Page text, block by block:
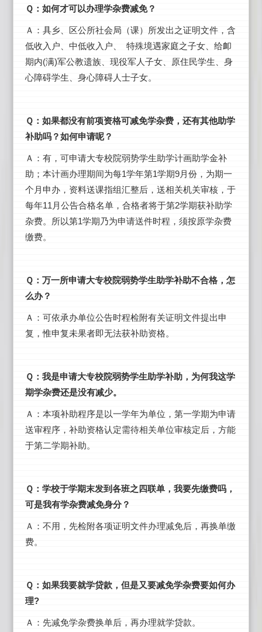
Ｑ：如何才可以办理学杂费减免？
Ａ：具乡、区公所社会局（课）所发出之证明文件，含
低收入户、中低收入户、 特殊境遇家庭之子女、给卹
期内(满)军公教遗族、现役军人子女、原住民学生、身
心障碍学生、身心障碍人士子女。
Ｑ：如果都没有前项资格可减免学杂费，还有其他助学
补助吗？如何申请呢？
Ａ：有，可申请大专校院弱势学生助学计画助学金补
助；本计画办理期间为每1学年第1学期9月份，为期一
个月申办，资料送课指组汇整后，送相关机关审核，于
每年11月公告合格名单，合格者将于第2学期获补助学
杂费。所以第1学期乃为申请送件时程，须按原学杂费
缴费。
Ｑ：万一所申请大专校院弱势学生助学补助不合格，怎
么办？
Ａ：可依承办单位公告时程检附有关证明文件提出申
复，惟申复未果者即无法获补助资格。
Ｑ：我是申请大专校院弱势学生助学补助，为何我这学
期学杂费还是没有减少。
Ａ：本项补助程序是以一学年为单位，第一学期为申请
送审程序，补助资格认定需待相关单位审核定后，方能
于第二学期补助。
Ｑ：学校于学期末发到各班之四联单，我要先缴费吗，
可是我有学杂费减免身分？
Ａ：不用，先检附各项证明文件办理减免后，再换单缴
费。
Ｑ：如果我要就学贷款，但是又要减免学杂费要如何办
理?
Ａ：先减免学杂费换单后，再办理就学贷款。